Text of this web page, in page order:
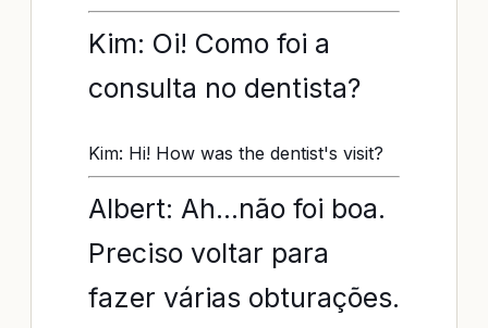
Kim: Oi! Como foi a
consulta no dentista?
Kim: Hi! How was the dentist's visit?
Albert: Ah...não foi boa.
Preciso voltar para
fazer várias obturações.